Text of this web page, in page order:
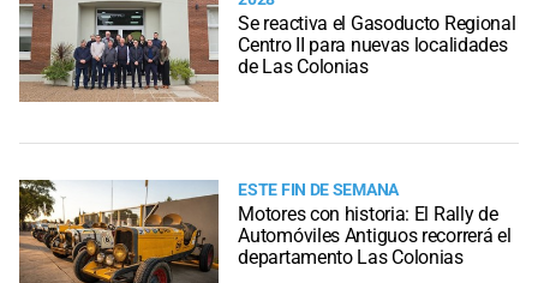
Se reactiva el Gasoducto Regional
Centro II para nuevas localidades
de Las Colonias
ESTE FIN DE SEMANA
Motores con historia: El Rally de
Automóviles Antiguos recorrerá el
departamento Las Colonias